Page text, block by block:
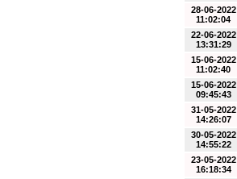
28-06-2022
11:02:04
22-06-2022
13:31:29
15-06-2022
11:02:40
15-06-2022
09:45:43
31-05-2022
14:26:07
30-05-2022
14:55:22
23-05-2022
16:18:34